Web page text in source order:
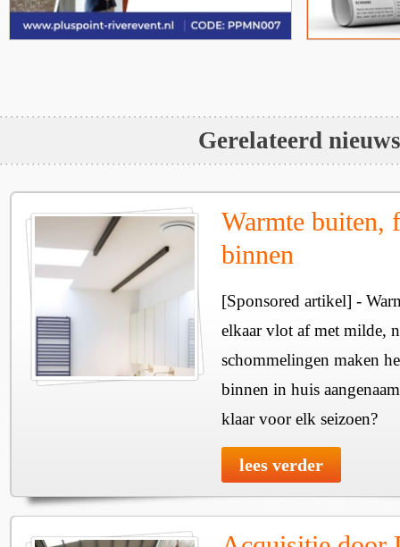
Gerelateerd nieuws
Warmte buiten,
binnen
[Sponsored artikel] -
elkaar vlot af met milde,
schommelingen maken
binnen in huis
klaar voor elk seizoen?
lees verder